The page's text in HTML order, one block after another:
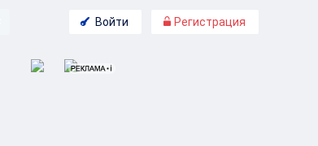
Войти Регистрация